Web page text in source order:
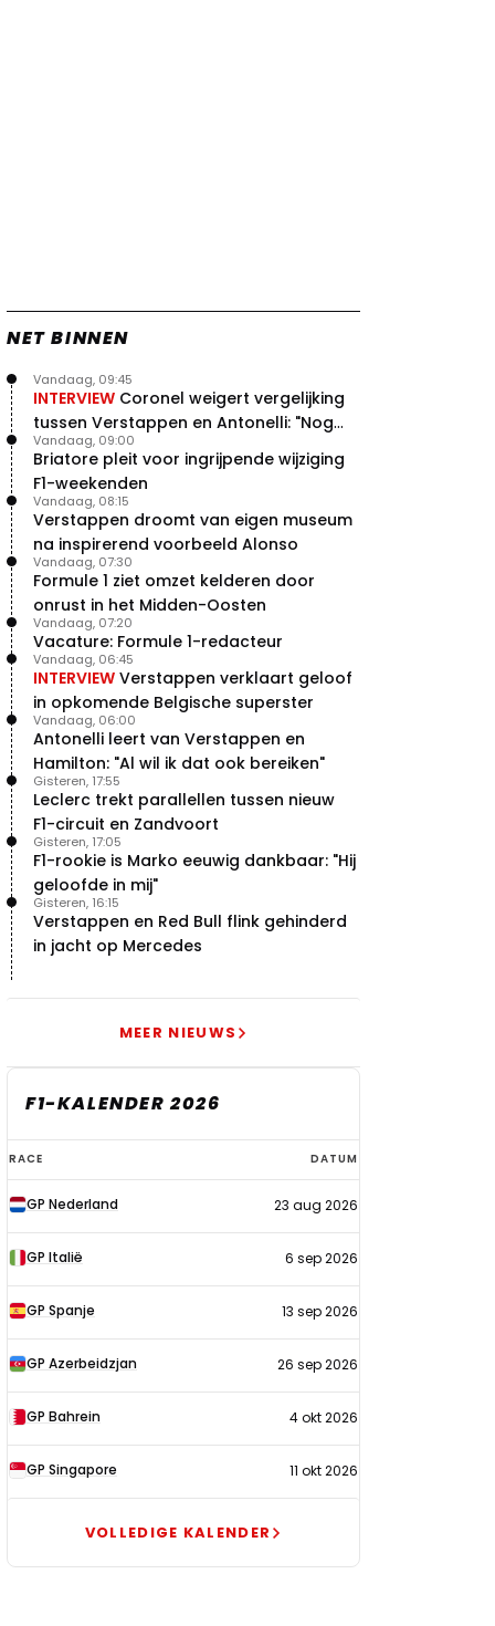
NET BINNEN
INTERVIEW Coronel weigert vergelijking
tussen Verstappen en Antonelli: "Nog
niet dat niveau"
Vandaag, 09:45
Briatore pleit voor ingrijpende wijziging
F1-weekenden
Vandaag, 09:00
Verstappen droomt van eigen museum
na inspirerend voorbeeld Alonso
Vandaag, 08:15
Formule 1 ziet omzet kelderen door
onrust in het Midden-Oosten
Vandaag, 07:30
Vacature: Formule 1-redacteur
Vandaag, 07:20
INTERVIEW Verstappen verklaart geloof
in opkomende Belgische superster
Vandaag, 06:45
Antonelli leert van Verstappen en
Hamilton: "Al wil ik dat ook bereiken"
Vandaag, 06:00
Leclerc trekt parallellen tussen nieuw
F1-circuit en Zandvoort
Gisteren, 17:55
F1-rookie is Marko eeuwig dankbaar: "Hij
geloofde in mij"
Gisteren, 17:05
Verstappen en Red Bull flink gehinderd
in jacht op Mercedes
Gisteren, 16:15
MEER NIEUWS
F1-KALENDER 2026
F1-
kalender
2026
RACE DATUM
GP Nederland 23 aug 2026
GP Italië 6 sep 2026
GP Spanje 13 sep 2026
GP Azerbeidzjan 26 sep 2026
GP Bahrein 4 okt 2026
GP Singapore 11 okt 2026
VOLLEDIGE KALENDER